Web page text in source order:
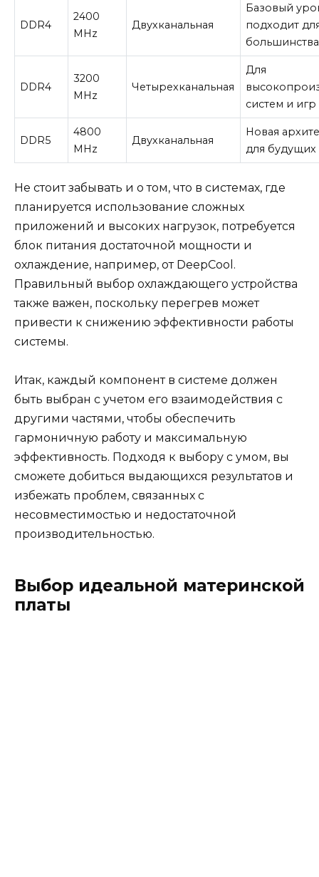
DDR4
2400
MHz
Двухканальная
Базовый
подходит
DDR4
3200
MHz
Четырехканальная
Для
систем и игр
DDR5
4800
MHz
Двухканальная
Новая
для будущих
Не стоит забывать и о том, что в системах, где
планируется использование сложных
приложений и высоких нагрузок, потребуется
блок питания достаточной мощности и
охлаждение, например, от DeepCool.
Правильный выбор охлаждающего устройства
также важен, поскольку перегрев может
привести к снижению эффективности работы
системы.
Итак, каждый компонент в системе должен
быть выбран с учетом его взаимодействия с
другими частями, чтобы обеспечить
гармоничную работу и максимальную
эффективность. Подходя к выбору с умом, вы
сможете добиться выдающихся результатов и
избежать проблем, связанных с
несовместимостью и недостаточной
производительностью.
Выбор идеальной материнской
платы